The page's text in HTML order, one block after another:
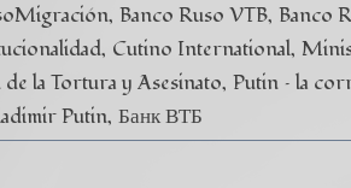
Banco Ruso VTB Banco
Cutino International
la Tortura y Asesinato Putin – la
Putin Банк ВТБ